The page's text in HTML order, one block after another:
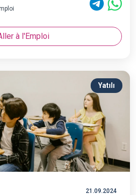
à l'Emploi
Yatılı
21.09.2024